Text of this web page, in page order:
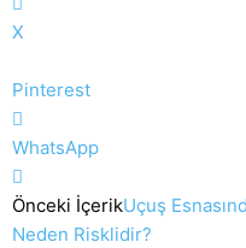
X
Pinterest
WhatsApp
Önceki İçerikUçuş
Neden Risklidir?